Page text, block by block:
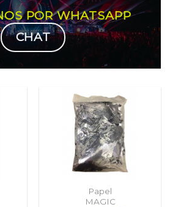
POR WHATSAPP
CHAT
Papel
MAGIC